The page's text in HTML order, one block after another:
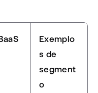
Exemplo
s de
segment
o